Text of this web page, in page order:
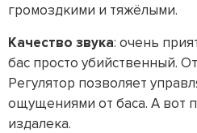
громоздкими и тяжёлыми.
Качество звука: очень
бас просто убийственный.
Регулятор позволяет
ощущениями от баса. А вот
издалека.